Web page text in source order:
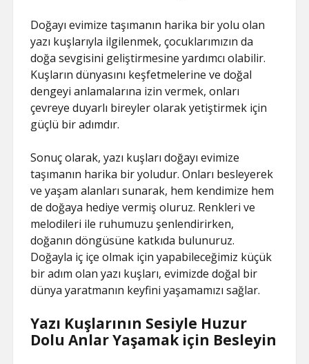
Doğayı evimize taşımanın harika bir yolu olan
yazı kuşlarıyla ilgilenmek, çocuklarımızın da
doğa sevgisini geliştirmesine yardımcı olabilir.
Kuşların dünyasını keşfetmelerine ve doğal
dengeyi anlamalarına izin vermek, onları
çevreye duyarlı bireyler olarak yetiştirmek için
güçlü bir adımdır.
Sonuç olarak, yazı kuşları doğayı evimize
taşımanın harika bir yoludur. Onları besleyerek
ve yaşam alanları sunarak, hem kendimize hem
de doğaya hediye vermiş oluruz. Renkleri ve
melodileri ile ruhumuzu şenlendirirken,
doğanın döngüsüne katkıda bulunuruz.
Doğayla iç içe olmak için yapabileceğimiz küçük
bir adım olan yazı kuşları, evimizde doğal bir
dünya yaratmanın keyfini yaşamamızı sağlar.
Yazı Kuşlarının Sesiyle Huzur
Dolu Anlar Yaşamak için Besleyin